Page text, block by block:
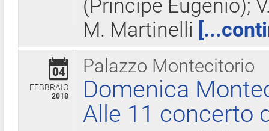
(Principe Eugenio);
M. Martinelli
Palazzo Montecitorio
04
FEBBRAIO
2018
Domenica
Alle 11 concerto